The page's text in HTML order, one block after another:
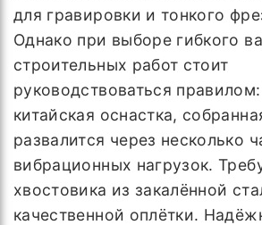
для гравировки и тонкого
Однако при выборе гибкого
строительных работ стоит
руководствоваться
китайская оснастка,
развалится через несколько
вибрационных нагрузок.
хвостовика из закалённой
качественной оплётки.